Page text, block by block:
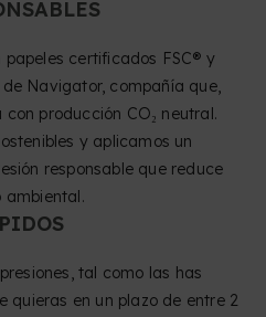
certificados FSC® y
de Navigator, compañía que,
producción CO₂ neutral.
y aplicamos un
responsable que reduce
ambiental.
tal como las has
quieras en un plazo de entre 2